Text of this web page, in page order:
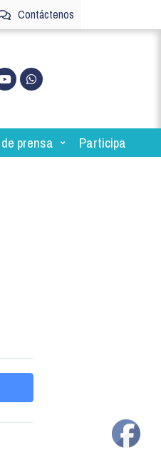
Contáctenos
prensa Participa